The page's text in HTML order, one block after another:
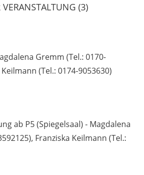
VERANSTALTUNG (3)
Gremm (Tel.: 0170-
(Tel.: 0174-9053630)
ab P5 (Spiegelsaal) - Magdalena
Franziska Keilmann (Tel.: